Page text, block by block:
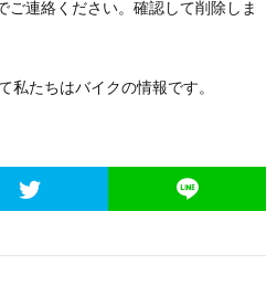
ご連絡ください。確認して削除しま
私たちはバイクの情報です。